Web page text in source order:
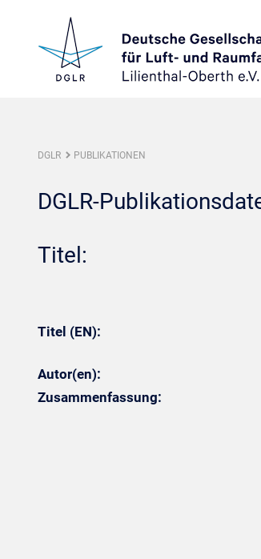
DGLR PUBLIKATIONEN
DGLR-
Titel:
Titel (EN):
Autor(en):
Zusammenfassung: